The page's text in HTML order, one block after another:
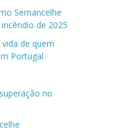
Sernancelhe
de 2025
de quem
Portugal
no